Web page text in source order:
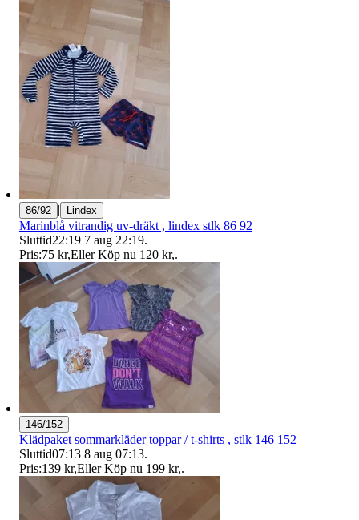
86/92 | Lindex
Marinblå vitrandig uv-dräkt , lindex stlk 86 92
Sluttid22:19 7 aug 22:19.
Pris:75 kr,Eller Köp nu 120 kr,.
146/152
Klädpaket sommarkläder toppar / t-shirts , stlk 146 152
Sluttid07:13 8 aug 07:13.
Pris:139 kr,Eller Köp nu 199 kr,.